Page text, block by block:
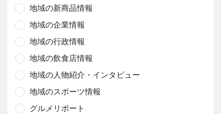
地域の新商品情報
地域の企業情報
地域の行政情報
地域の飲食店情報
地域の人物紹介・インタビュー
地域のスポーツ情報
グルメリポート